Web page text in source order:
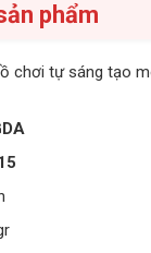
phẩm
chơi tự sáng tạo